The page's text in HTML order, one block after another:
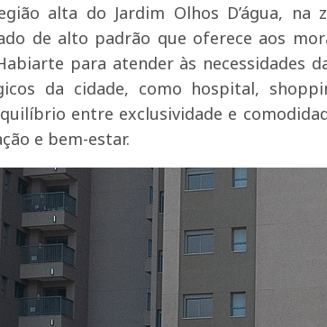
alta do Jardim Olhos D’água,
de alto padrão que oferece aos
para atender às necessidades
da cidade, como hospital,
entre exclusividade e
e bem-estar.